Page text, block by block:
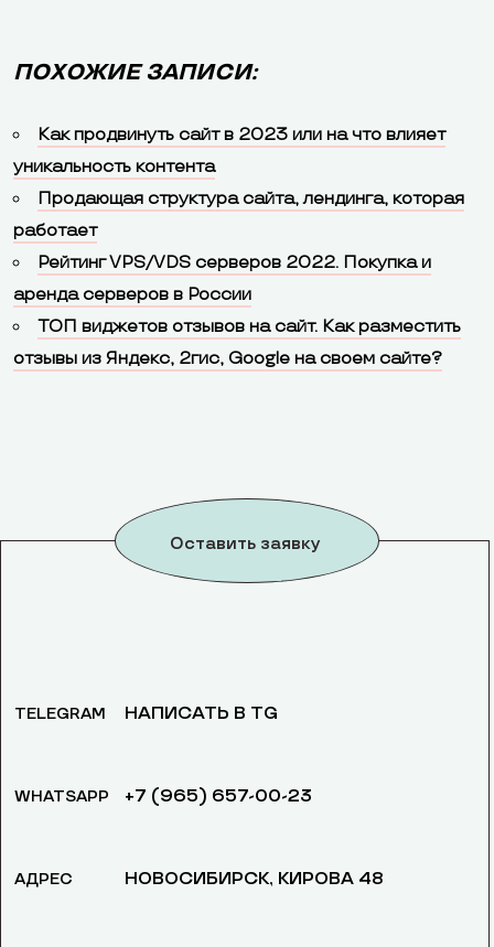
ПОХОЖИЕ ЗАПИСИ:
Как продвинуть сайт в 2023 или на что влияет
уникальность контента
Продающая структура сайта, лендинга, которая
работает
Рейтинг VPS/VDS серверов 2022. Покупка и
аренда серверов в России
ТОП виджетов отзывов на сайт. Как разместить
отзывы из Яндекс, 2гис, Google на своем сайте?
Оставить заявку
TELEGRAM
WHATSAPP
АДРЕС
НАПИСАТЬ В TG
+7 (965) 657-00-23
НОВОСИБИРСК, ​КИРОВА 48